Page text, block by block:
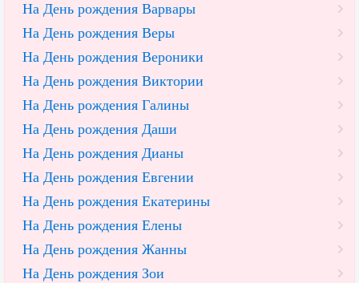
На День рождения Варвары
На День рождения Веры
На День рождения Вероники
На День рождения Виктории
На День рождения Галины
На День рождения Даши
На День рождения Дианы
На День рождения Евгении
На День рождения Екатерины
На День рождения Елены
На День рождения Жанны
На День рождения Зои